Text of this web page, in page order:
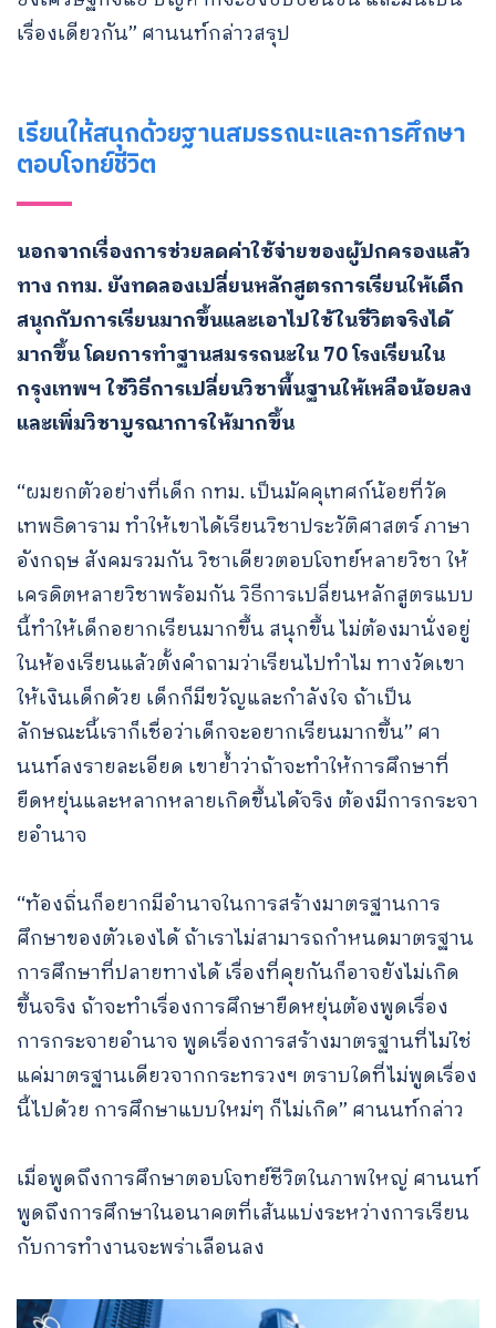
Search
for:
เรื่องเดียวกัน” ศานนท์กล่าวสรุป
เรียนให้สนุกด้วยฐานสมรรถนะและการศึกษา
ตอบโจทย์ชีวิต
นอกจากเรื่องการช่วยลดค่าใช้จ่ายของผู้ปกครองแล้ว
ทาง กทม. ยังทดลองเปลี่ยนหลักสูตรการเรียนให้เด็ก
สนุกกับการเรียนมากขึ้นและเอาไปใช้ในชีวิตจริงได้
มากขึ้น โดยการทำฐานสมรรถนะใน 70 โรงเรียนใน
กรุงเทพฯ ใช้วิธีการเปลี่ยนวิชาพื้นฐานให้เหลือน้อยลง
และเพิ่มวิชาบูรณาการให้มากขึ้น
“ผมยกตัวอย่างที่เด็ก กทม. เป็นมัคคุเทศก์น้อยที่วัด
เทพธิดาราม ทำให้เขาได้เรียนวิชาประวัติศาสตร์ ภาษา
อังกฤษ สังคมรวมกัน วิชาเดียวตอบโจทย์หลายวิชา ให้
เครดิตหลายวิชาพร้อมกัน วิธีการเปลี่ยนหลักสูตรแบบ
นี้ทำให้เด็กอยากเรียนมากขึ้น สนุกขึ้น ไม่ต้องมานั่งอยู่
ในห้องเรียนแล้วตั้งคำถามว่าเรียนไปทำไม ทางวัดเขา
ให้เงินเด็กด้วย เด็กก็มีขวัญและกําลังใจ ถ้าเป็น
ลักษณะนี้เราก็เชื่อว่าเด็กจะอยากเรียนมากขึ้น” ศา
นนท์ลงรายละเอียด เขาย้ำว่าถ้าจะทำให้การศึกษาที่
ยืดหยุ่นและหลากหลายเกิดขึ้นได้จริง ต้องมีการกระจา
ยอำนาจ
“ท้องถิ่นก็อยากมีอำนาจในการสร้างมาตรฐานการ
ศึกษาของตัวเองได้ ถ้าเราไม่สามารถกำหนดมาตรฐาน
การศึกษาที่ปลายทางได้ เรื่องที่คุยกันก็อาจยังไม่เกิด
ขึ้นจริง ถ้าจะทำเรื่องการศึกษายืดหยุ่นต้องพูดเรื่อง
การกระจายอำนาจ พูดเรื่องการสร้างมาตรฐานที่ไม่ใช่
แค่มาตรฐานเดียวจากกระทรวงฯ ตราบใดที่ไม่พูดเรื่อง
นี้ไปด้วย การศึกษาแบบใหม่ๆ ก็ไม่เกิด” ศานนท์กล่าว
เมื่อพูดถึงการศึกษาตอบโจทย์ชีวิตในภาพใหญ่ ศานนท์
พูดถึงการศึกษาในอนาคตที่เส้นแบ่งระหว่างการเรียน
กับการทำงานจะพร่าเลือนลง